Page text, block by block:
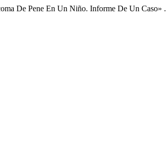
De Pene En Un Niño. Informe De Un Caso» .